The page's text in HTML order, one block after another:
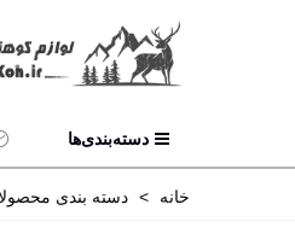
دسته‌بندی‌ها
خانه > دسته بندی